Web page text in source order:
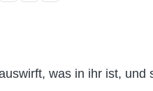
was in ihr ist, und